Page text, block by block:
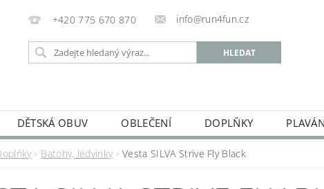
+420 775 670 870 info@run4fun.cz
DĚTSKÁ OBUV OBLEČENÍ DOPLŇKY
PRODEJNA OBCHODNÍ PODMÍNKY
Batohy, ledvinky Vesta SILVA Strive Fly Black